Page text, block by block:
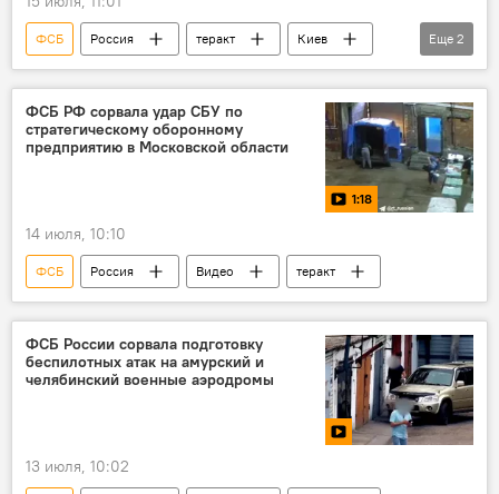
ФСБ Россия теракт
Киев
Агент
Видео
Еще 2
ФСБ РФ сорвала удар СБУ по
стратегическому оборонному
предприятию в Московской области
1:18
14 июля, 10:10
ФСБ Россия Видео теракт
ФСБ России сорвала подготовку
беспилотных атак на амурский и
челябинский военные аэродромы
13 июля, 10:02